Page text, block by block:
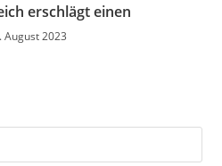
erschlägt einen
August 2023